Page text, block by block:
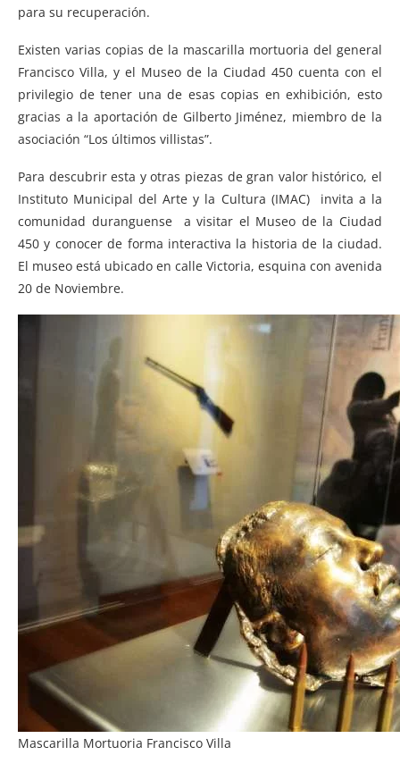
para su recuperación.
Existen varias copias de la mascarilla mortuoria del general
Francisco Villa, y el Museo de la Ciudad 450 cuenta con el
privilegio de tener una de esas copias en exhibición, esto
gracias a la aportación de Gilberto Jiménez, miembro de la
asociación “Los últimos villistas”.
Para descubrir esta y otras piezas de gran valor histórico, el
Instituto Municipal del Arte y la Cultura (IMAC) invita a la
comunidad duranguense a visitar el Museo de la Ciudad
450 y conocer de forma interactiva la historia de la ciudad.
El museo está ubicado en calle Victoria, esquina con avenida
20 de Noviembre.
Mascarilla Mortuoria Francisco Villa